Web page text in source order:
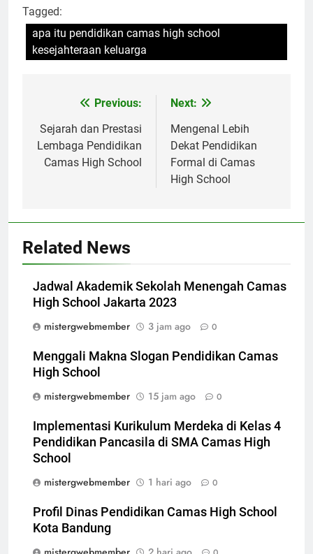
Tagged:
apa itu pendidikan camas high school
kesejahteraan keluarga
Navigasi
pos
Previous:
Sejarah dan Prestasi
Lembaga Pendidikan
Camas High School
Next:
Mengenal Lebih
Dekat Pendidikan
Formal di Camas
High School
Related News
Jadwal Akademik Sekolah Menengah Camas
High School Jakarta 2023
mistergwebmember
3 jam ago 0
Menggali Makna Slogan Pendidikan Camas
High School
mistergwebmember
15 jam ago 0
Implementasi Kurikulum Merdeka di Kelas 4
Pendidikan Pancasila di SMA Camas High
School
mistergwebmember
1 hari ago 0
Profil Dinas Pendidikan Camas High School
Kota Bandung